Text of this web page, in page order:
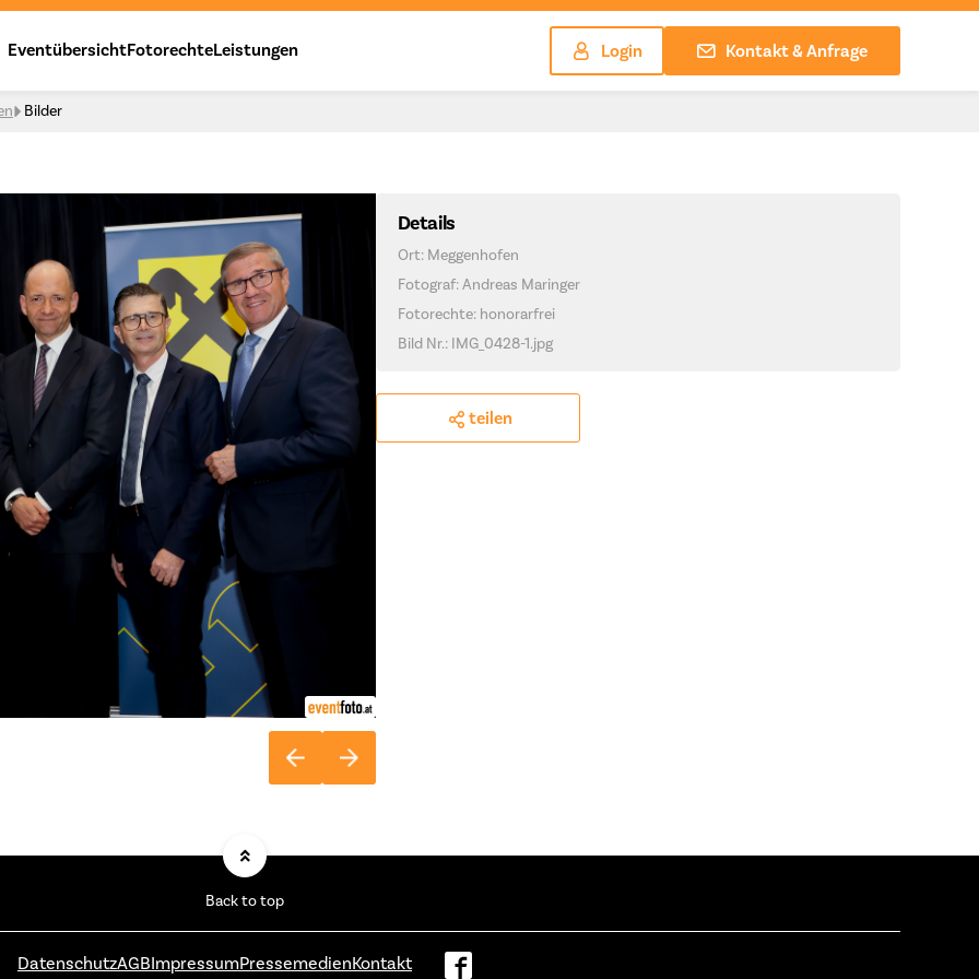
EventübersichtFotorechteLeistungen Login Kontakt & Anfrage
Bilder
Details
Ort: Meggenhofen
Fotograf: Andreas Maringer
Fotorechte: honorarfrei
Bild Nr.: IMG_0428-1.jpg
teilen
Back to top
DatenschutzAGBImpressumPressemedienKontakt